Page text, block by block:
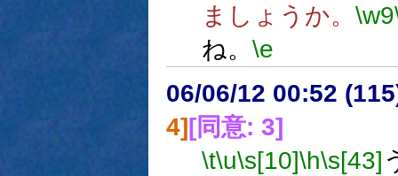
ましょうか。 \w9
ね。 \e
06/06/12 00:52
4][同意: 3]
\t\u\s[10]\h\s[43]